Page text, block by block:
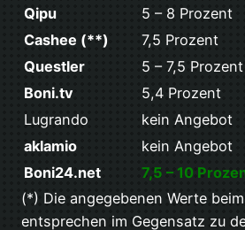
Qipu
5 – 8 Prozent
Cashee (**)
7,5 Prozent
Questler
5 – 7,5 Prozent
Boni.tv
5,4 Prozent
Lugrando
kein Angebot
aklamio
kein Angebot
Boni24.net
7,5 – 10
(*) Die angegebenen Werte
entsprechen im Gegensatz zu